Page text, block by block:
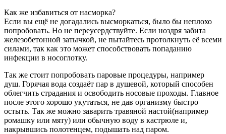
Как же избавиться от насморка?
Если вы ещё не догадались высморкаться, было бы неплохо
попробовать. Но не переусердствуйте. Если ноздря забита
железобетонной затычкой, не пытайтесь протолкнуть её всеми
силами, так как это может способствовать попаданию
инфекции в носоглотку.
Так же стоит попробовать паровые процедуры, например
душ. Горячая вода создаёт пар в душевой, который способен
облегчить страдания и освободить носовые проходы. Главное
после этого хорошо укутаться, не дав организму быстро
остыть. Так же можно заварить травяной настой(например
ромашку или мяту) или обычную воду в кастрюле и,
накрывшись полотенцем, подышать над паром.